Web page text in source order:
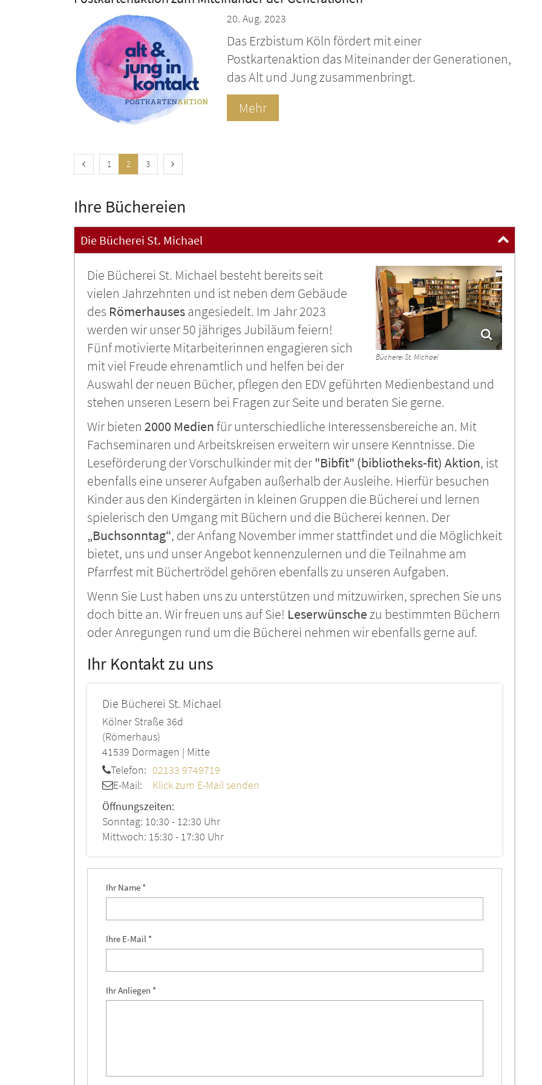
20. Aug. 2023
Das Erzbistum Köln fördert mit einer
Postkartenaktion das Miteinander der Generationen,
das Alt und Jung zusammenbringt.
Mehr
Vorherige Seite
1 2 3 Nächste Seite
Ihre Büchereien
Die Bücherei St. Michael
Bücherei St. Michael
Die Bücherei St. Michael besteht bereits seit
vielen Jahrzehnten und ist neben dem Gebäude
des Römerhausesangesiedelt. Im Jahr 2023
werden wir unser 50 jähriges Jubiläum feiern!
Fünf motivierte Mitarbeiterinnen engagieren sich
mit viel Freude ehrenamtlich und helfen bei der
Auswahl der neuen Bücher, pflegen den EDV geführten Medienbestand und
stehen unseren Lesern bei Fragen zur Seite und beraten Sie gerne.
Wir bieten 2000 Medienfür unterschiedliche Interessensbereiche an. Mit
Fachseminaren und Arbeitskreisen erweitern wir unsere Kenntnisse. Die
Leseförderung der Vorschulkinder mit der"Bibfit" (bibliotheks-fit) Aktion, ist
ebenfalls eine unserer Aufgaben außerhalb der Ausleihe. Hierfür besuchen
Kinder aus den Kindergärten in kleinen Gruppen die Bücherei und lernen
spielerisch den Umgang mit Büchern und die Bücherei kennen. Der
„Buchsonntag“, der Anfang November immer stattfindet und die Möglichkeit
bietet, uns und unser Angebot kennenzulernen und die Teilnahme am
Pfarrfest mit Büchertrödel gehören ebenfalls zu unseren Aufgaben.
Wenn Sie Lust haben uns zu unterstützen und mitzuwirken, sprechen Sie uns
doch bitte an. Wir freuen uns auf Sie! Leserwünschezu bestimmten Büchern
oder Anregungen rund um die Bücherei nehmen wir ebenfalls gerne auf.
Ihr Kontakt zu uns
Die Bücherei St. Michael
Kölner Straße 36d
(Römerhaus)
41539 Dormagen | Mitte
Telefon: 02133 9749719
E-Mail:
Klick zum E-Mail senden
Öffnungszeiten:
Sonntag: 10:30 - 12:30 Uhr
Mittwoch: 15:30 - 17:30 Uhr
Ihr Name *
Ihre E-Mail *
Ihr Anliegen *